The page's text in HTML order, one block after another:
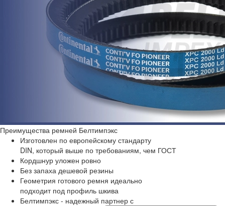
Преимущества ремней Белтимпэкс
Изготовлен по европейскому стандарту
DIN, который выше по требованиям, чем ГОСТ
Кордшнур уложен ровно
Без запаха дешевой резины
Геометрия готового ремня идеально
подходит под профиль шкива
Белтимпэкс - надежный партнер с